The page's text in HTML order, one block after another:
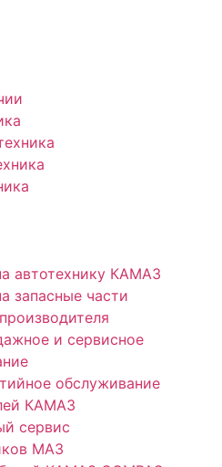
автотехнику КАМАЗ
запасные части
и сервисное
обслуживание
КАМАЗ
сервис
МАЗ